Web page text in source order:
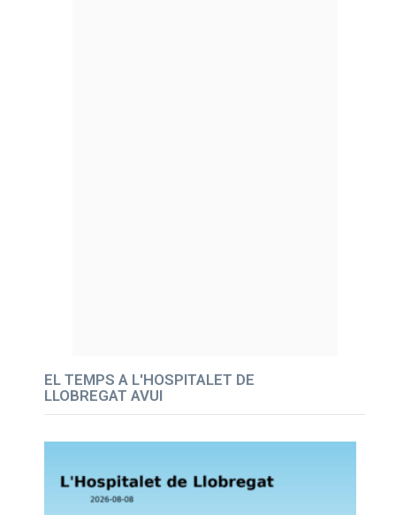
EL TEMPS A L'HOSPITALET DE
LLOBREGAT AVUI